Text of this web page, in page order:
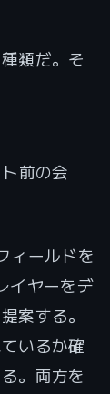
類だ。そ
前の会
ィールドを
イヤーをデ
案する。
いるか確
。両方を